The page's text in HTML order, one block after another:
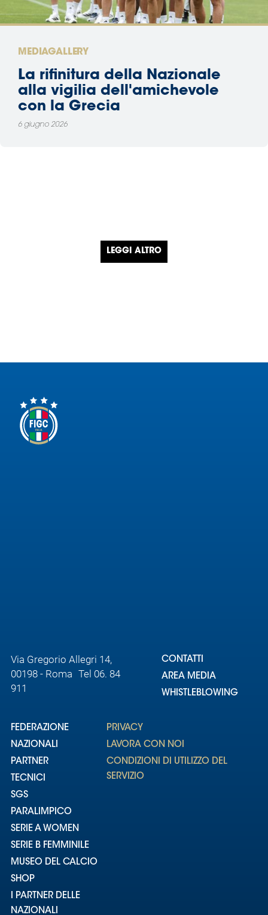
MEDIAGALLERY
La rifinitura della Nazionale
alla vigilia dell'amichevole
con la Grecia
6 giugno 2026
LEGGI ALTRO
Via Gregorio Allegri 14,
00198 - Roma Tel 06. 84
911
CONTATTI
AREA MEDIA
WHISTLEBLOWING
FEDERAZIONE
NAZIONALI
PARTNER
TECNICI
SGS
PARALIMPICO
SERIE A WOMEN
SERIE B FEMMINILE
MUSEO DEL CALCIO
SHOP
I PARTNER DELLE
NAZIONALI
PRIVACY
LAVORA CON NOI
CONDIZIONI DI UTILIZZO DEL
SERVIZIO